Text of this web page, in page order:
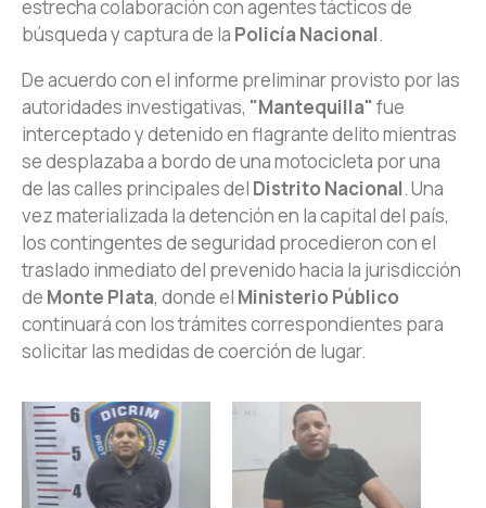
estrecha colaboración con agentes tácticos de
búsqueda y captura de la Policía Nacional.
De acuerdo con el informe preliminar provisto por las
autoridades investigativas, "Mantequilla" fue
interceptado y detenido en flagrante delito mientras
se desplazaba a bordo de una motocicleta por una
de las calles principales del Distrito Nacional. Una
vez materializada la detención en la capital del país,
los contingentes de seguridad procedieron con el
traslado inmediato del prevenido hacia la jurisdicción
de Monte Plata, donde el Ministerio Público
continuará con los trámites correspondientes para
solicitar las medidas de coerción de lugar.